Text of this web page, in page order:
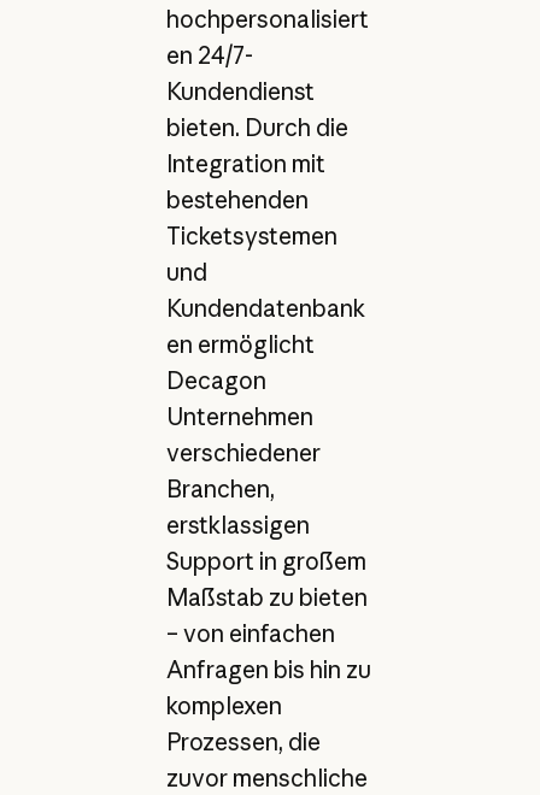
hochpersonalisiert
en 24/7-
Kundendienst
bieten. Durch die
Integration mit
bestehenden
Ticketsystemen
und
Kundendatenbank
en ermöglicht
Decagon
Unternehmen
verschiedener
Branchen,
erstklassigen
Support in großem
Maßstab zu bieten
– von einfachen
Anfragen bis hin zu
komplexen
Prozessen, die
zuvor menschliche